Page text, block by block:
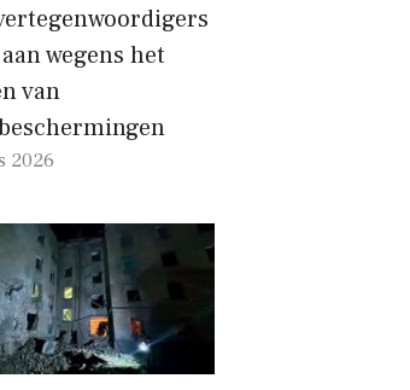
wegens het
van
2026